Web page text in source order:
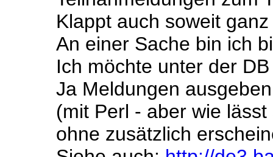
Klappt auch soweit
An einer Sache bin ich
Ich möchte unter der
Ja Meldungen
(mit Perl - aber wie
ohne zusätzlich